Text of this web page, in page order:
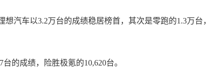
汽车以3.2万台的成绩稳居榜首，其次是零跑的1.3万台，
的成绩，险胜极氪的10,620台。